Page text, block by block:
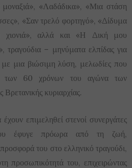
«Λαδάδικα», «Μια στάση
«Σαν τρελό φορτηγό», «Δίδυμα
χιονιά», αλλά και «Η Δική μου
τραγούδια – μηνύματα ελπίδας για
μια βιώσιμη λύση, μελωδίες που
των 60 χρόνων του αγώνα των
κυριαρχίας.
επιμεληθεί στενοί συνεργάτες
έφυγε πρόωρα από τη ζωή,
του στο ελληνικό τραγούδι,
προσωπικότητά του, επιχειρώντας